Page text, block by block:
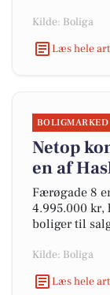
Kilde: Boliga
Læs hele
BOLIGMARKED
Netop
en af
Færøgade 8
4.995.000 kr,
boliger til
Kilde: Boliga
Læs hele